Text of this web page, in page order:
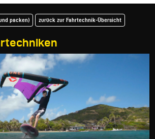
packen) zurück zur Fahrtechnik-Übersicht